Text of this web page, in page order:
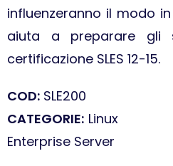
influenzeranno il modo
aiuta a preparare gli
certificazione SLES 12-15.
COD: SLE200
CATEGORIE: Linux
Enterprise Server